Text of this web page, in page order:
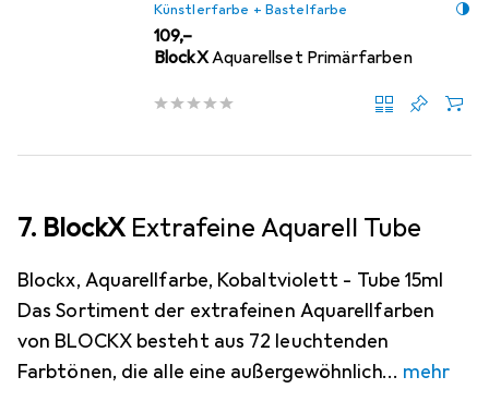
Künstlerfarbe + Bastelfarbe
EUR
109,–
BlockXAquarellset Primärfarben
7. BlockX Extrafeine Aquarell Tube
Blockx, Aquarellfarbe, Kobaltviolett - Tube 15ml
Das Sortiment der extrafeinen Aquarellfarben
von BLOCKX besteht aus 72 leuchtenden
Farbtönen, die alle eine außergewöhnlich
mehr